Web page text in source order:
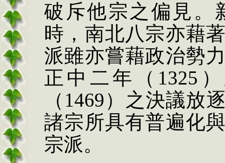
破斥他宗之偏見。
時，南北八宗亦藉
派雖亦嘗藉政治勢
正中二年（ 1325
（ 1469 ）之決議放
諸宗所具有普遍化
宗派。